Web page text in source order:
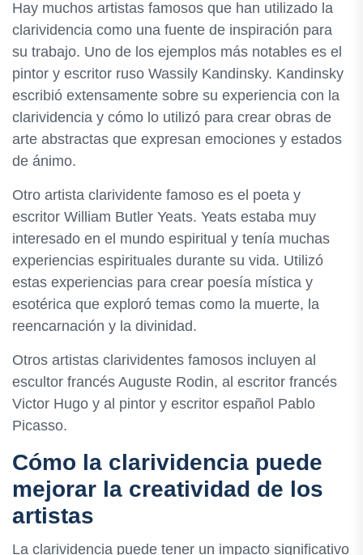
Hay muchos artistas famosos que han utilizado la
clarividencia como una fuente de inspiración para
su trabajo. Uno de los ejemplos más notables es el
pintor y escritor ruso Wassily Kandinsky. Kandinsky
escribió extensamente sobre su experiencia con la
clarividencia y cómo lo utilizó para crear obras de
arte abstractas que expresan emociones y estados
de ánimo.
Otro artista clarividente famoso es el poeta y
escritor William Butler Yeats. Yeats estaba muy
interesado en el mundo espiritual y tenía muchas
experiencias espirituales durante su vida. Utilizó
estas experiencias para crear poesía mística y
esotérica que exploró temas como la muerte, la
reencarnación y la divinidad.
Otros artistas clarividentes famosos incluyen al
escultor francés Auguste Rodin, al escritor francés
Victor Hugo y al pintor y escritor español Pablo
Picasso.
Cómo la clarividencia puede
mejorar la creatividad de los
artistas
La clarividencia puede tener un impacto significativo